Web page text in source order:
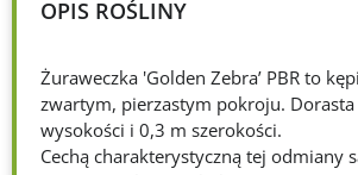
OPIS ROŚLINY
Żuraweczka 'Golden Zebra’ PBR to
zwartym, pierzastym pokroju.
wysokości i 0,3 m szerokości.
Cechą charakterystyczną tej odmiany